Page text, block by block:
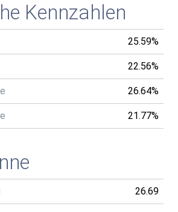
Kennzahlen
25.59%
22.56%
26.64%
21.77%
26.69